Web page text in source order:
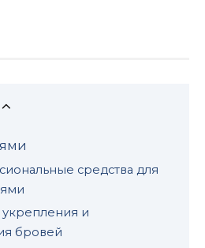
средства для
и
бровей